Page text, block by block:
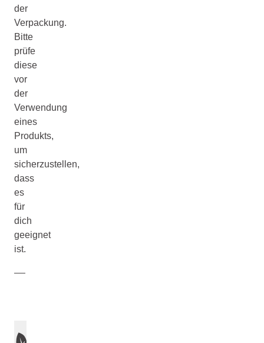
der
Verpackung.
Bitte
prüfe
diese
vor
der
Verwendung
eines
Produkts,
um
sicherzustellen,
dass
es
für
dich
geeignet
ist.